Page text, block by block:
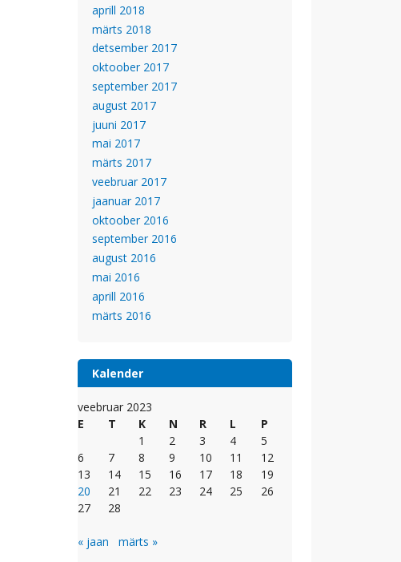
aprill 2018
märts 2018
detsember 2017
oktoober 2017
september 2017
august 2017
juuni 2017
mai 2017
märts 2017
veebruar 2017
jaanuar 2017
oktoober 2016
september 2016
august 2016
mai 2016
aprill 2016
märts 2016
Kalender
veebruar 2023
E
T K N R L
P
1
2 3 4
5
6
7 8 9 10 11
12
13
14 15 16 17 18
19
20
21 22 23 24 25
26
27
28
« jaan märts »